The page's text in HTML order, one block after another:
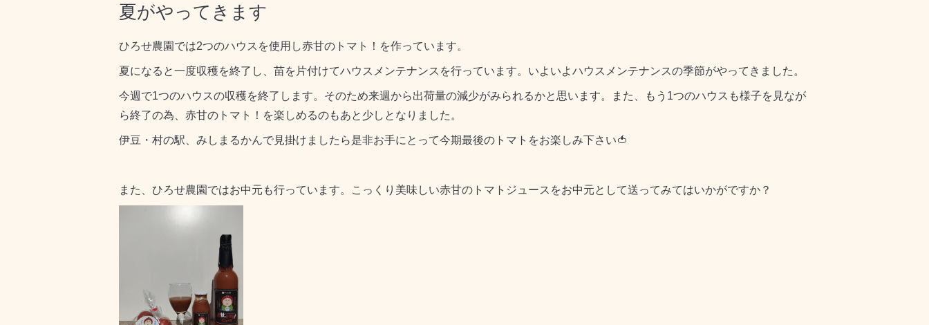
夏がやってきます
ひろせ農園では2つのハウスを使用し赤甘のトマト！を作っています。
夏になると一度収穫を終了し、苗を片付けてハウスメンテナンスを行っています。いよいよハウスメンテナンスの季節がやってきました。
今週で1つのハウスの収穫を終了します。そのため来週から出荷量の減少がみられるかと思います。また、もう1つのハウスも様子を見なが
ら終了の為、赤甘のトマト！を楽しめるのもあと少しとなりました。
伊豆・村の駅、みしまるかんで見掛けましたら是非お手にとって今期最後のトマトをお楽しみ下さい🍅
また、ひろせ農園ではお中元も行っています。こっくり美味しい赤甘のトマトジュースをお中元として送ってみてはいかがですか？